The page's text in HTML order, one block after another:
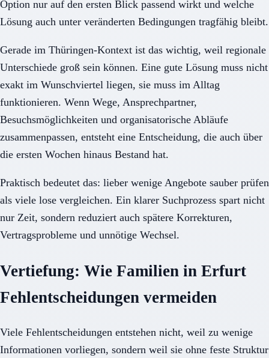
Option nur auf den ersten Blick passend wirkt und welche
Lösung auch unter veränderten Bedingungen tragfähig bleibt.
Gerade im Thüringen-Kontext ist das wichtig, weil regionale
Unterschiede groß sein können. Eine gute Lösung muss nicht
exakt im Wunschviertel liegen, sie muss im Alltag
funktionieren. Wenn Wege, Ansprechpartner,
Besuchsmöglichkeiten und organisatorische Abläufe
zusammenpassen, entsteht eine Entscheidung, die auch über
die ersten Wochen hinaus Bestand hat.
Praktisch bedeutet das: lieber wenige Angebote sauber prüfen
als viele lose vergleichen. Ein klarer Suchprozess spart nicht
nur Zeit, sondern reduziert auch spätere Korrekturen,
Vertragsprobleme und unnötige Wechsel.
Vertiefung: Wie Familien in Erfurt
Fehlentscheidungen vermeiden
Viele Fehlentscheidungen entstehen nicht, weil zu wenige
Informationen vorliegen, sondern weil sie ohne feste Struktur